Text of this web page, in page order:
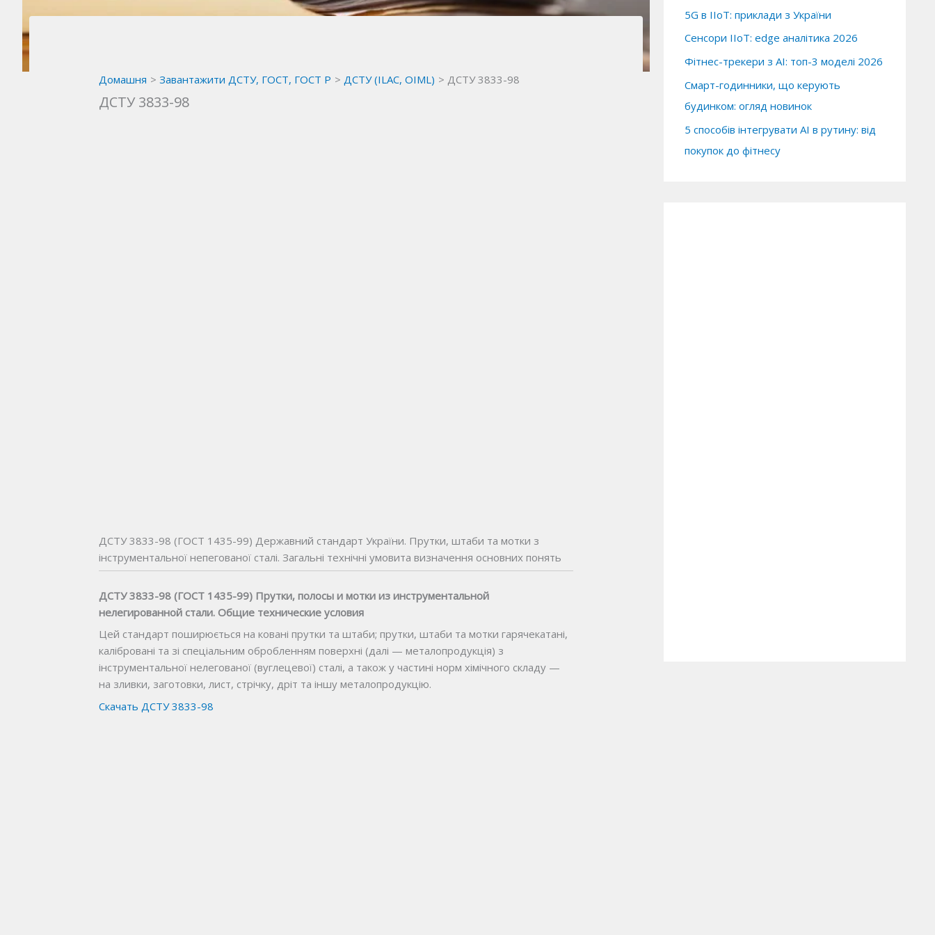
Домашня Завантажити ДСТУ, ГОСТ, ГОСТ Р ДСТУ (ILAC, OIML) ДСТУ 3833-98
ДСТУ 3833-98
ДСТУ 3833-98 (ГОСТ 1435-99) Державний стандарт України. Прутки, штаби та мотки з
інструментальної непегованої сталі. Загальні технічні умовита визначення основних понять
ДСТУ 3833-98 (ГОСТ 1435-99) Прутки, полосы и мотки из инструментальной
нелегированной стали. Общие технические условия
Цей стандарт поширюється на ковані прутки та штаби; прутки, штаби та мотки гарячекатані,
калібровані та зі спеціальним обробленням поверхні (далі — металопродукція) з
інструментальної нелегованої (вуглецевої) сталі, а також у частині норм хімічного складу —
на зливки, заготовки, лист, стрічку, дріт та іншу металопродукцію.
Скачать ДСТУ 3833-98
5G в IIoT: приклади з України
Сенсори IIoT: edge аналітика 2026
Фітнес-трекери з AI: топ-3 моделі 2026
Смарт-годинники, що керують
будинком: огляд новинок
5 способів інтегрувати AI в рутину: від
покупок до фітнесу